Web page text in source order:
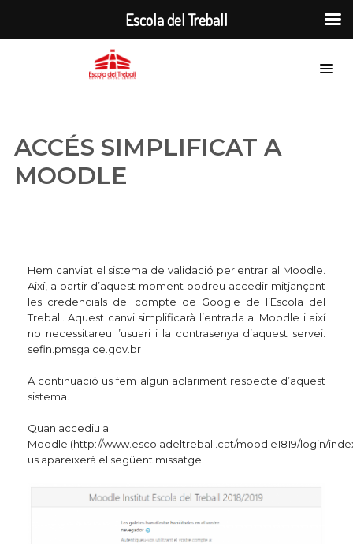
ACCÉS SIMPLIFICAT A
MOODLE
Hem canviat el sistema de validació per entrar al Moodle.
Així, a partir d’aquest moment podreu accedir mitjançant
les credencials del compte de Google de l’Escola del
Treball. Aquest canvi simplificarà l’entrada al Moodle i així
no necessitareu l’usuari i la contrasenya d’aquest servei.
sefin.pmsga.ce.gov.br
A continuació us fem algun aclariment respecte d’aquest
sistema.
Quan accediu al
Moodle (http://www.escoladeltreball.cat/moodle1819/login/
us apareixerà el següent missatge:
Escola del Treball